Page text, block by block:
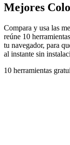
Mejores
Compara y usa las
reúne 10
tu navegador, para
al instante sin
10 herramientas